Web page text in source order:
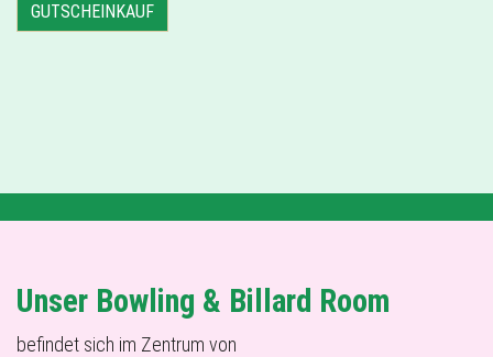
GUTSCHEINKAUF
Unser Bowling & Billard Room
befindet sich im Zentrum von